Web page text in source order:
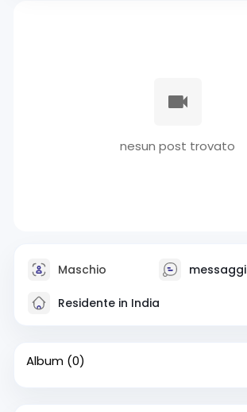
nesun post trovato
Maschio messaggi
Residente in India
Album (0)